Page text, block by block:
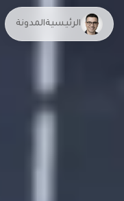
الرئيسيةالمدونة